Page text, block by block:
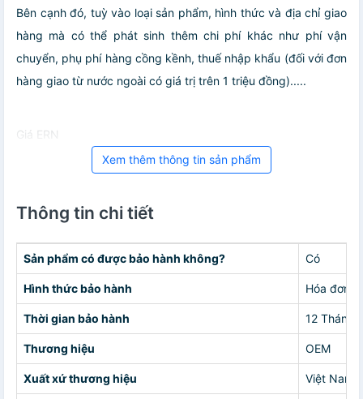
Bên cạnh đó, tuỳ vào loại sản phẩm, hình thức và địa chỉ giao
hàng mà có thể phát sinh thêm chi phí khác như phí vận
chuyển, phụ phí hàng cồng kềnh, thuế nhập khẩu (đối với đơn
hàng giao từ nước ngoài có giá trị trên 1 triệu đồng).....
Giá ERN
Xem thêm thông tin sản phẩm
Thông tin chi tiết
Sản phẩm có được bảo hành không? Có
Hình thức bảo hành Hóa đơn
Thời gian bảo hành 12 Tháng
Thương hiệu OEM
Xuất xứ thương hiệu Việt Nam